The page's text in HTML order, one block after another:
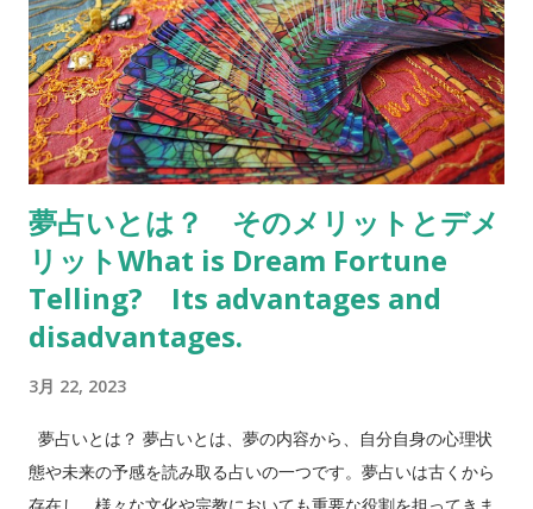
ーリングと共感 犬は人間と深い絆を持ち、その存在が癒しや励
ましをもたらすこともあります。夢に出てきた犬があなたに寄
り添っていた場合、それはあなたに対してヒーリングを行って
いるか、あなたの中に共感や思いやりの気持ちがあることを示
唆している可能性があります。 以上のように、犬は夢の中で多
様な意味を持つ動物の一つです。また、文化や歴史、神話、昔
話などでも犬に関する様々な伝承が存在しています。たとえ
ば、日本の神話には天照大神が磐戸から出現した際、犬が彼女
を迎えたという逸話があります。他にも古代エジプトでは、ア
ヌビスと呼ばれる犬の神様が死者の霊を案内する役割を担って
いたとされています。これらの神話や伝承は、犬が人間と密接
な関係を持ってきた歴史に関連しています。 また、夢に出てき
す。以下に、よく見られる夢のシチュエーションや犬の種類、
行動について、それぞれの夢占いの意味を解説します。 犬が吠
夢占いとは？ そのメリットとデメ
リットWhat is Dream Fortune
Telling? Its advantages and
disadvantages.
3月 22, 2023
夢占いとは？ 夢占いとは、夢の内容から、自分自身の心理状
態や未来の予感を読み取る占いの一つです。夢占いは古くから